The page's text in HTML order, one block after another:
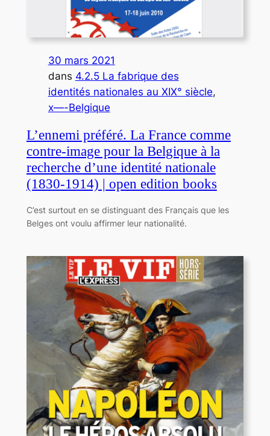
30 mars 2021
dans 4.2.5 La fabrique des
identités nationales au XIX° siècle
x—-Belgique
L’ennemi préféré. La France comme
contre-image pour la Belgique à la
recherche d’une identité nationale
(1830-1914) | open edition books
C’est surtout en se distinguant des Français que les
Belges ont voulu affirmer leur nationalité.